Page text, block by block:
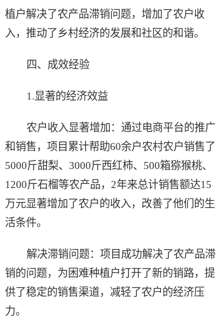
植户解决了农产品滞销问题，增加了农户收
入，推动了乡村经济的发展和社区的和谐。
四、成效经验
1.显著的经济效益
农户收入显著增加：通过电商平台的推广
和销售，项目累计帮助60余户农村农户销售了
5000斤甜梨、 3000斤西红柿、 500箱猕猴桃、
1200斤石榴等农产品， 2年来总计销售额达15
万元显著增加了农户的收入，改善了他们的生
活条件。
解决滞销问题：项目成功解决了农产品滞
销的问题，为困难种植户打开了新的销路，提
供了稳定的销售渠道，减轻了农户的经济压
力。